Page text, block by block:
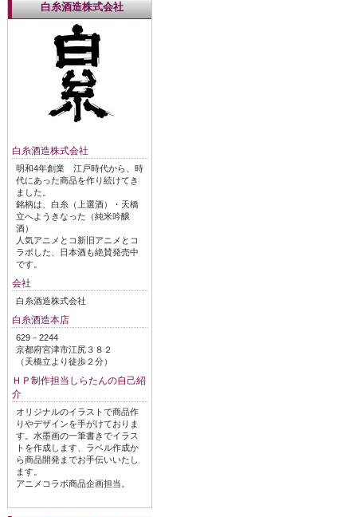
白糸酒造株式会社
白糸酒造株式会社
明和4年創業 江戸時代から、時
代にあった商品を作り続けてき
ました。
銘柄は、白糸（上選酒）・天橋
立へようきなった（純米吟醸
酒）
人気アニメとコ新旧アニメとコ
ラボした、日本酒も絶賛発売中
です。
会社
白糸酒造株式会社
白糸酒造本店
629－2244
京都府宮津市江尻３８２
（天橋立より徒歩２分）
ＨＰ制作担当しらたんの自己紹
介
オリジナルのイラストで商品作
りやデザインを手がけておりま
す。水墨画の一筆書きでイラス
トを作成します、ラベル作成か
ら商品開発までお手伝いいたし
ます。
アニメコラボ商品企画担当。